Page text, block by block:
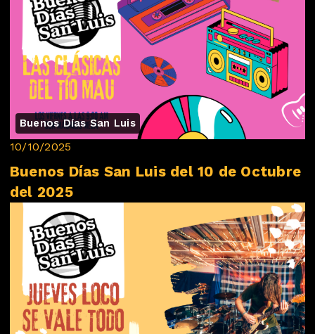
Buenos Días San Luis
10/10/2025
Buenos Días San Luis del 10 de Octubre
del 2025